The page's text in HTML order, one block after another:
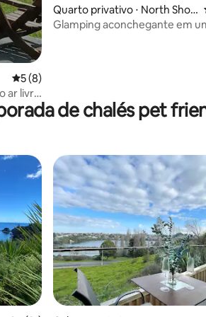
5 de uma avaliação média de 5, 8
5 (8)
ar livre
Quarto privativo ⋅ North Shor
e
Glamping aconchegante em
de chalés pet